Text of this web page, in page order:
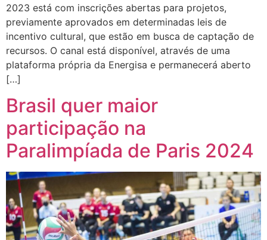
2023 está com inscrições abertas para projetos,
previamente aprovados em determinadas leis de
incentivo cultural, que estão em busca de captação de
recursos. O canal está disponível, através de uma
plataforma própria da Energisa e permanecerá aberto
[…]
Brasil quer maior
participação na
Paralimpíada de Paris 2024